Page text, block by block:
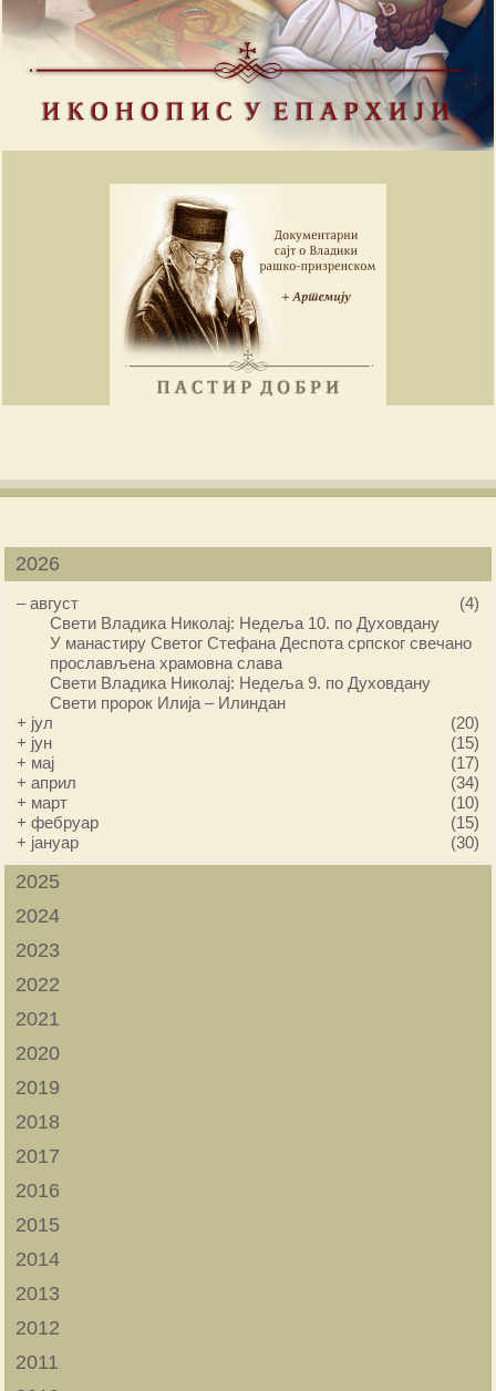
2026
–август
(4)
Свети Владика Николај: Недеља 10. по Духовдану
У манастиру Светог Стефана Деспота српског свечано
прослављена храмовна слава
Свети Владика Николај: Недеља 9. по Духовдану
Свети пророк Илија – Илиндан
+ јул
(20)
+ јун
(15)
+ мај
(17)
+април
(34)
+ март
(10)
+фебруар
(15)
+ јануар (30)
2025
2024
2023
2022
2021
2020
2019
2018
2017
2016
2015
2014
2013
2012
2011